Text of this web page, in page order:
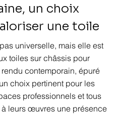
un choix
une toile
universelle, mais elle est
toiles sur châssis pour
contemporain, épuré
choix pertinent pour les
professionnels et tous
leurs œuvres une présence